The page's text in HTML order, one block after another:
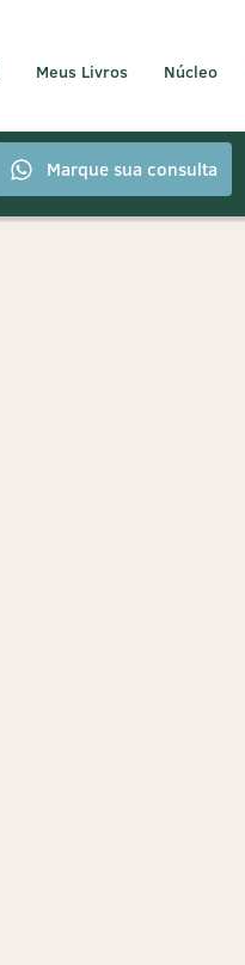
Meus Livros Núcleo
Marque sua consulta